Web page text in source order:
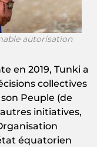
autorisation
en 2019, Tunki a
collectives
Peuple (de
initiatives,
équatorien